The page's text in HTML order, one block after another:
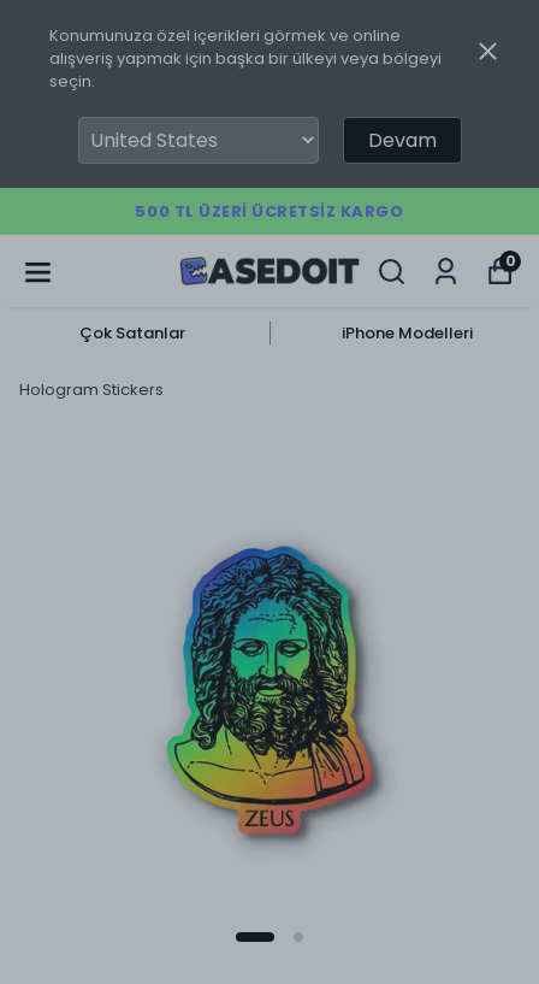
Konumunuza özel içerikleri görmek ve online
alışveriş yapmak için başka bir ülkeyi veya bölgeyi
seçin.
Devam
500 TL ÜZERI ÜCRETSIZ KARGO
0
Çok Satanlar iPhone Modelleri
Hologram Stickers